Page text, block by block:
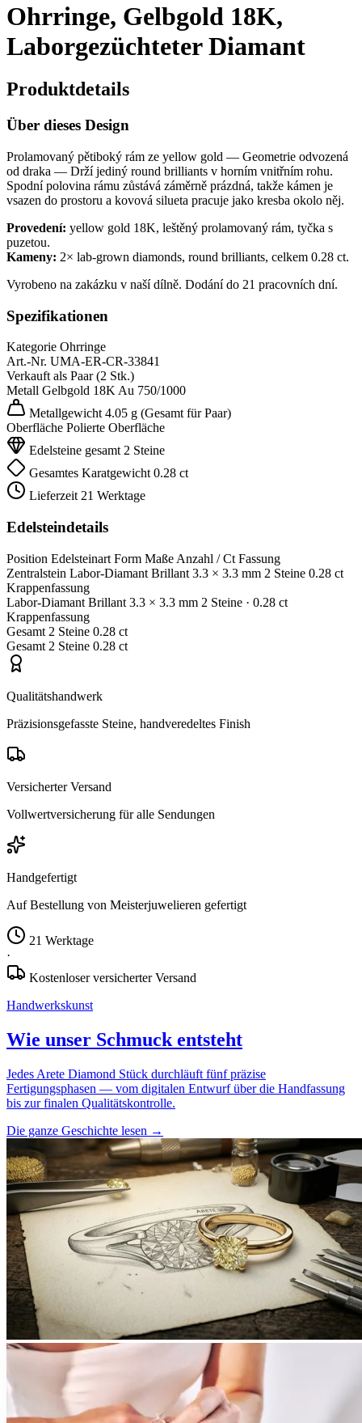
Ohrringe, Gelbgold 18K,
Laborgezüchteter Diamant
Produktdetails
Über dieses Design
Prolamovaný pětiboký rám ze yellow gold — Geometrie odvozená
od draka — Drží jediný round brilliants v horním vnitřním rohu.
Spodní polovina rámu zůstává záměrně prázdná, takže kámen je
vsazen do prostoru a kovová silueta pracuje jako kresba okolo něj.
Provedení: yellow gold 18K, leštěný prolamovaný rám, tyčka s
puzetou.
Kameny: 2× lab-grown diamonds, round brilliants, celkem 0.28 ct.
Vyrobeno na zakázku v naší dílně. Dodání do 21 pracovních dní.
Spezifikationen
Kategorie Ohrringe
Art.-Nr. UMA-ER-CR-33841
Verkauft als Paar (2 Stk.)
Metall Gelbgold 18KAu 750/1000
Metallgewicht 4.05 g (Gesamt für Paar)
Oberfläche Polierte Oberfläche
Edelsteine gesamt 2 Steine
Gesamtes Karatgewicht 0.28 ct
Lieferzeit 21 Werktage
Edelsteindetails
Position Edelsteinart Form Maße Anzahl / Ct Fassung
Zentralstein Labor-Diamant Brillant 3.3 × 3.3 mm 2 Steine 0.28 ct
Krappenfassung
Labor-Diamant Brillant 3.3 × 3.3 mm 2 Steine · 0.28 ct
Krappenfassung
Gesamt 2 Steine 0.28 ct
Gesamt 2 Steine 0.28 ct
Qualitätshandwerk
Präzisionsgefasste Steine, handveredeltes Finish
Versicherter Versand
Vollwertversicherung für alle Sendungen
Handgefertigt
Auf Bestellung von Meisterjuwelieren gefertigt
21 Werktage
·
Kostenloser versicherter Versand
Handwerkskunst
Wie unser Schmuck entsteht
Jedes Arete Diamond Stück durchläuft fünf präzise
Fertigungsphasen — vom digitalen Entwurf über die Handfassung
bis zur finalen Qualitätskontrolle.
Die ganze Geschichte lesen →